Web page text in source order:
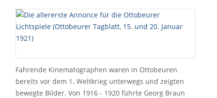
Fahrende Kinematographen waren in Ottobeuren
bereits vor dem 1. Weltkrieg unterwegs und zeigten
bewegte Bilder. Von 1916 - 1920 führte Georg Braun